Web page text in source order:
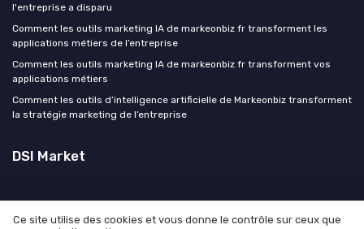
l'entreprise a disparu
Comment les outils marketing IA de markeonbiz fr transforment les
applications métiers de l’entreprise
Comment les outils marketing IA de markeonbiz fr transforment vos
applications métiers
Comment les outils d’intelligence artificielle de Markeonbiz transforment
la stratégie marketing de l’entreprise
DSI Market
Ce site utilise des cookies et vous donne le contrôle sur ceux que